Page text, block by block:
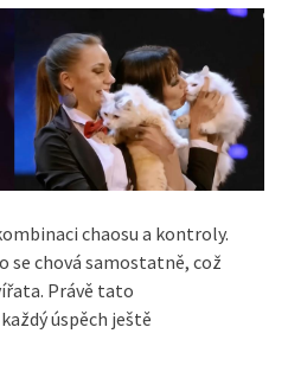
chaosu a kontroly.
se chová samostatně, což
Právě tato
úspěch ještě